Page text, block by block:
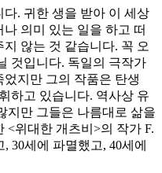
. 귀한 생을 받아 이 세상
의미 있는 일을 하고 떠
않는 것 같습니다. 꼭 오
것입니다. 독일의 극작가
지만 그의 작품은 탄생
하고 있습니다. 역사상 유
지만 그들은 나름대로 삶을
<위대한 개츠비>의 작가 F.
30세에 파멸했고, 40세에